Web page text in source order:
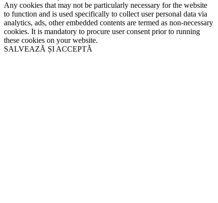
Any cookies that may not be particularly necessary for the website
to function and is used specifically to collect user personal data via
analytics, ads, other embedded contents are termed as non-necessary
cookies. It is mandatory to procure user consent prior to running
these cookies on your website.
SALVEAZĂ ȘI ACCEPTĂ